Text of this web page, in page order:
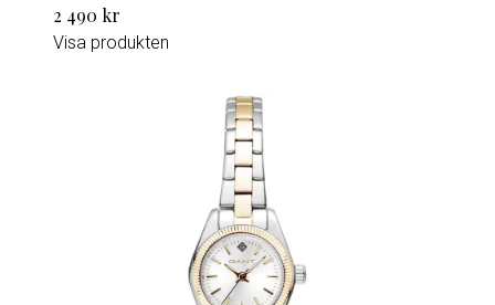
2 490 kr
Visa produkten